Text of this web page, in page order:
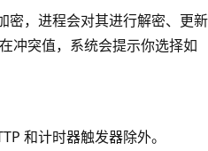
密，进程会对其进行解密、更新
冲突值，系统会提示你选择如
和计时器触发器除外。